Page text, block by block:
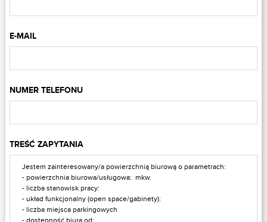
E-MAIL
NUMER TELEFONU
TREŚĆ ZAPYTANIA